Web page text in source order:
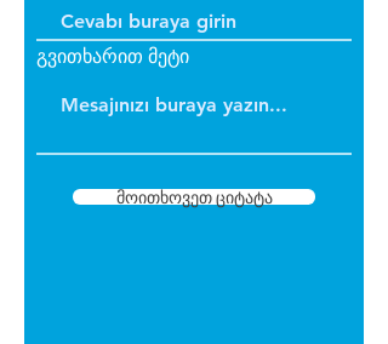
გვითხარით მეტი
მოითხოვეთ ციტატა